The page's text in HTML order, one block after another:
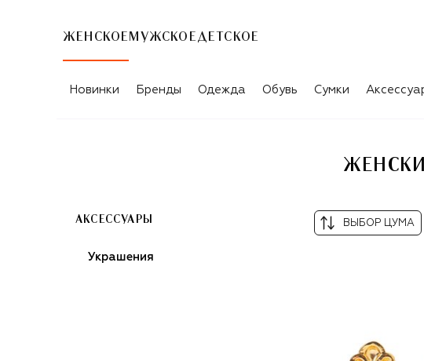
ЖЕНСКОЕ МУЖСКОЕ ДЕТСКОЕ
ЖЕНСКИЕ АКСЕССУАРЫ SEVENWORLDS
Новинки Бренды Одежда Обувь Сумки
АКСЕССУАРЫ
Украшения
ВЫБОР ЦУМА